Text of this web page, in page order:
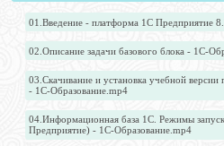
01.Введение - платформа 1С Предприятие
02.Описание задачи базового блока - 1С-
03.Скачивание и установка учебной
- 1С-Образование.mp4
04.Информационная база 1С. Режимы
Предприятие) - 1С-Образование.mp4